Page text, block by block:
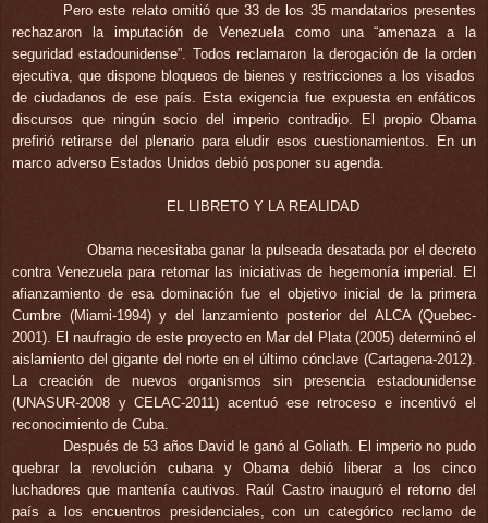
Pero este relato omitió que 33 de los 35 mandatarios presentes
rechazaron la imputación de Venezuela como una “amenaza a la
seguridad estadounidense”. Todos reclamaron la derogación de la orden
ejecutiva, que dispone bloqueos de bienes y restricciones a los visados
de ciudadanos de ese país.
Esta exigencia fue expuesta en enfáticos
discursos que ningún socio del imperio contradijo. El propio Obama
prefirió retirarse del plenario para eludir esos cuestionamientos. En un
marco adverso Estados Unidos debió posponer su agenda.
EL LIBRETO Y LA REALIDAD
Obama necesitaba ganar la pulseada desatada por el decreto
contra Venezuela para retomar las iniciativas de hegemonía imperial. El
afianzamiento de esa dominación fue el objetivo inicial de la primera
Cumbre (Miami-1994) y del lanzamiento posterior del ALCA (Quebec-
2001). El naufragio de este proyecto en Mar del Plata (2005) determinó el
aislamiento del gigante del norte en el último cónclave (Cartagena-2012).
La creación de nuevos organismos sin presencia estadounidense
(UNASUR-2008 y CELAC-2011) acentuó ese retroceso e incentivó el
reconocimiento de Cuba.
Despuésde 53 años David le ganó al Goliath. El imperio no pudo
quebrar la revolución cubana y Obama debió liberar a los cinco
luchadores que mantenía cautivos. Raúl Castro inauguró el retorno del
país a los encuentros presidenciales, con un categórico reclamo de